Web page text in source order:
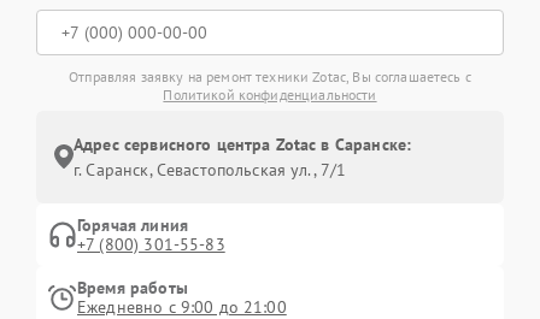
Отправляя заявку на ремонт техники Zotac, Вы соглашаетесь с
Политикой конфиденциальности
Адрес сервисного центра Zotac в Саранске:
г. Саранск, Севастопольская ул., 7/1
Горячая линия
+7 (800) 301-55-83
Время работы
Ежедневно с 9:00 до 21:00